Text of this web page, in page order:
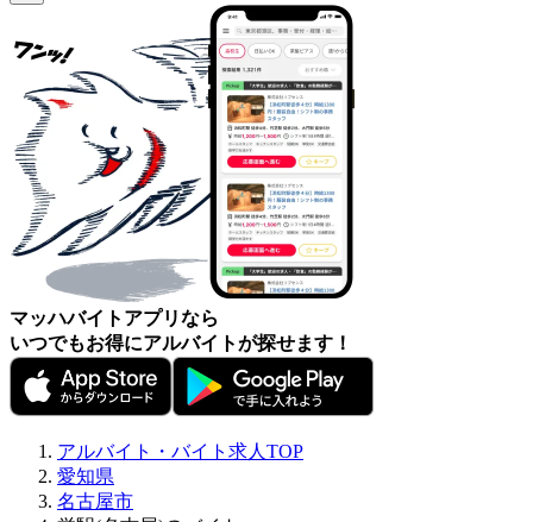
マッハバイトアプリなら
いつでもお得にアルバイトが探せます！
アルバイト・バイト求人TOP
愛知県
名古屋市